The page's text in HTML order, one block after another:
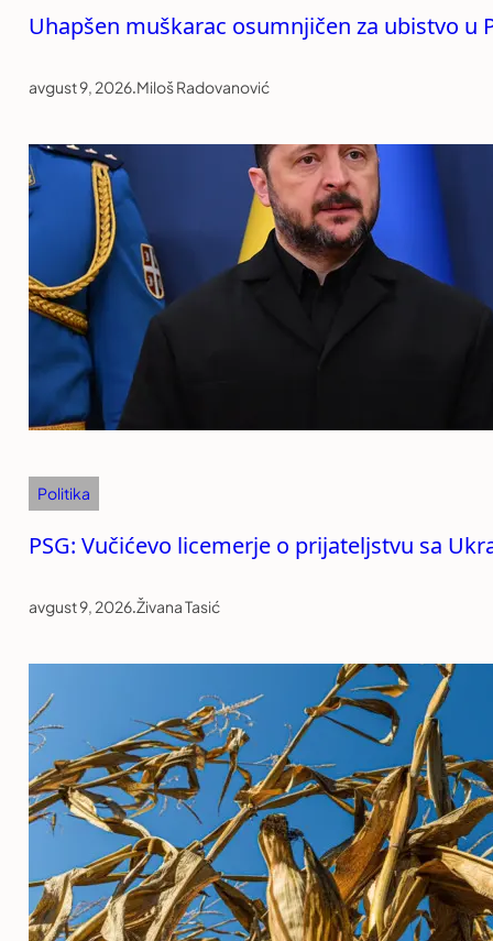
Uhapšen muškarac osumnjičen za ubistvo u
avgust 9, 2026.Miloš Radovanović
Politika
PSG: Vučićevo licemerje o prijateljstvu sa
avgust 9, 2026.Živana Tasić